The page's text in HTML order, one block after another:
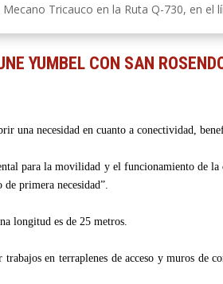
Tricauco en la Ruta Q-730, en el
YUMBEL CON SAN
una necesidad en cuanto a conectividad,
para la movilidad y el funcionamiento de
de primera necesidad”.
longitud es de 25 metros.
en terraplenes de acceso y muros de